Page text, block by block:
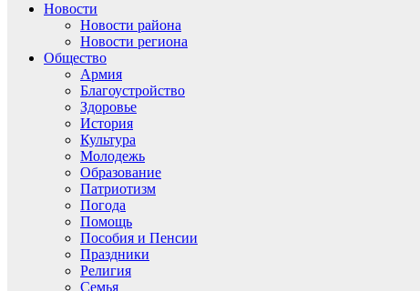
Новости
Новости района
Новости региона
Общество
Армия
Благоустройство
Здоровье
История
Культура
Молодежь
Образование
Патриотизм
Погода
Помощь
Пособия и Пенсии
Праздники
Религия
Семья